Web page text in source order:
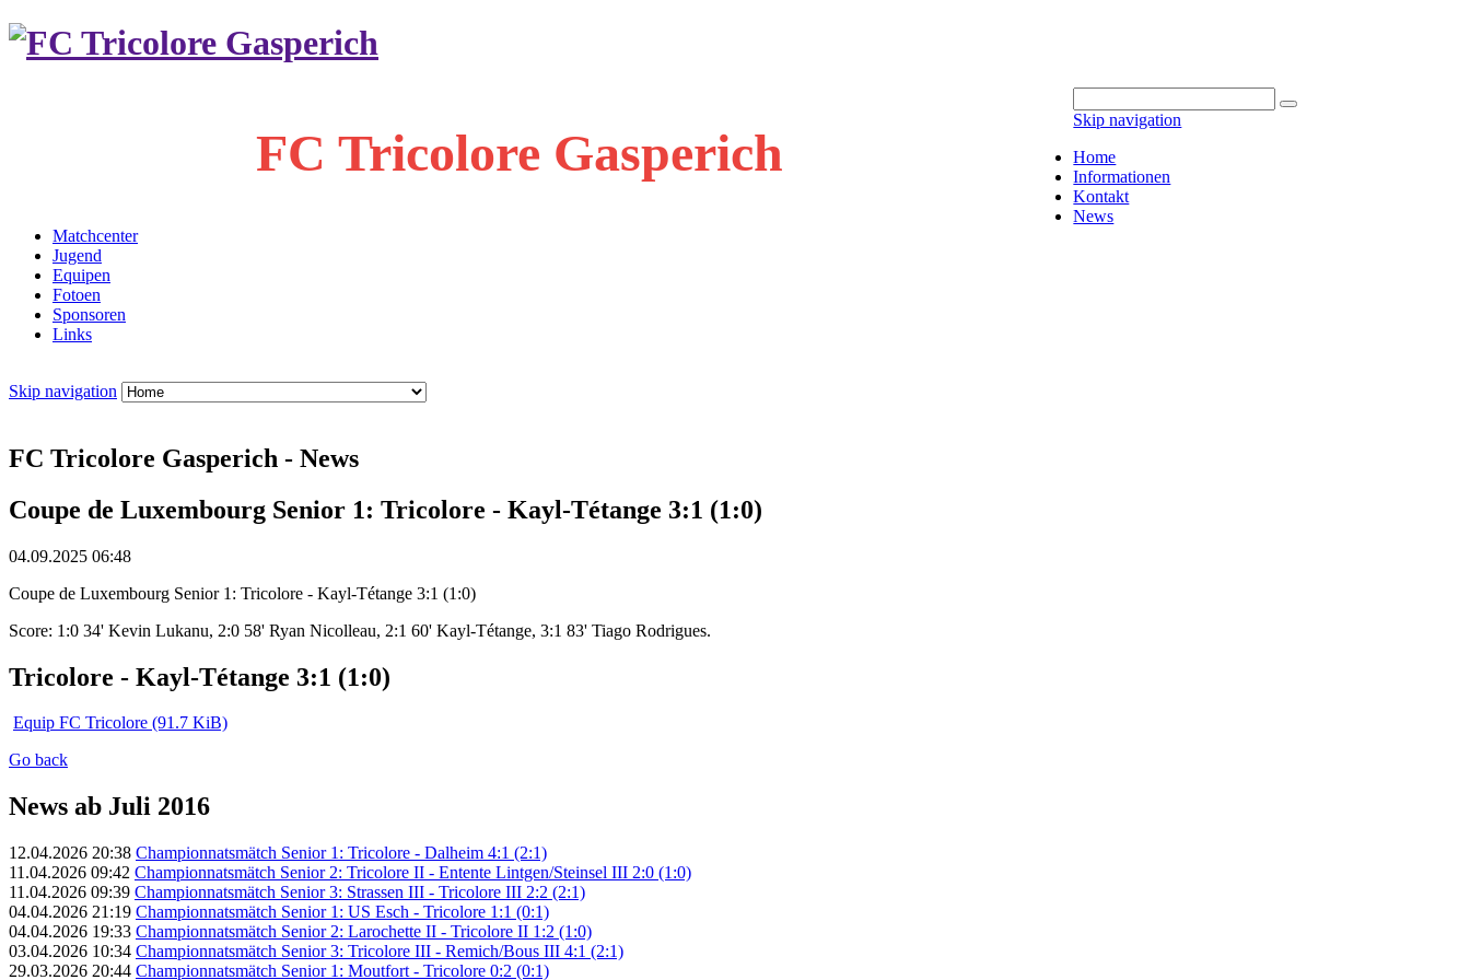
FC Tricolore Gasperich
Skip navigation
Home
Informationen
Kontakt
News
Matchcenter
Jugend
Equipen
Fotoen
Sponsoren
Links
Skip navigation
FC Tricolore Gasperich - News
Coupe de Luxembourg Senior 1: Tricolore - Kayl-Tétange 3:1 (1:0)
04.09.2025 06:48
Coupe de Luxembourg Senior 1: Tricolore - Kayl-Tétange 3:1 (1:0)
Score: 1:0 34' Kevin Lukanu, 2:0 58' Ryan Nicolleau, 2:1 60' Kayl-Tétange, 3:1 83' Tiago Rodrigues.
Tricolore - Kayl-Tétange 3:1 (1:0)
Equip FC Tricolore (91.7 KiB)
Go back
News ab Juli 2016
12.04.2026 20:38 Championnatsmätch Senior 1: Tricolore - Dalheim 4:1 (2:1)
11.04.2026 09:42 Championnatsmätch Senior 2: Tricolore II - Entente Lintgen/Steinsel III 2:0 (1:0)
11.04.2026 09:39 Championnatsmätch Senior 3: Strassen III - Tricolore III 2:2 (2:1)
04.04.2026 21:19 Championnatsmätch Senior 1: US Esch - Tricolore 1:1 (0:1)
04.04.2026 19:33 Championnatsmätch Senior 2: Larochette II - Tricolore II 1:2 (1:0)
03.04.2026 10:34 Championnatsmätch Senior 3: Tricolore III - Remich/Bous III 4:1 (2:1)
29.03.2026 20:44 Championnatsmätch Senior 1: Moutfort - Tricolore 0:2 (0:1)